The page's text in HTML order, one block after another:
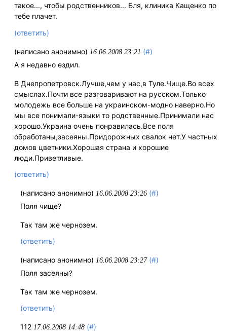
такое..., чтобы родственников... Бля, клиника Кащенко по
тебе плачет.
(ответить)
(написано анонимно) 16.06.2008 23:21 (#)
А я недавно ездил.
В Днепропетровск.Лучше,чем у нас,в Туле.Чище.Во всех
смыслах.Почти все разговаривают на русском.Только
молодежь все больше на украинском-модно наверно.Но
мы все понимали-языки то родственные.Принимали нас
хорошо.Украина очень понравилась.Все поля
обработаны,засеяны.Придорожных свалок нет.У частных
домов цветники.Хорошая страна и хорошие
люди.Приветливые.
(ответить)
(написано анонимно) 16.06.2008 23:26 (#)
Поля чище?
Так там же чернозем.
(ответить)
(написано анонимно) 16.06.2008 23:27 (#)
Поля засеяны?
Так там же чернозем.
(ответить)
112 17.06.2008 14:48 (#)